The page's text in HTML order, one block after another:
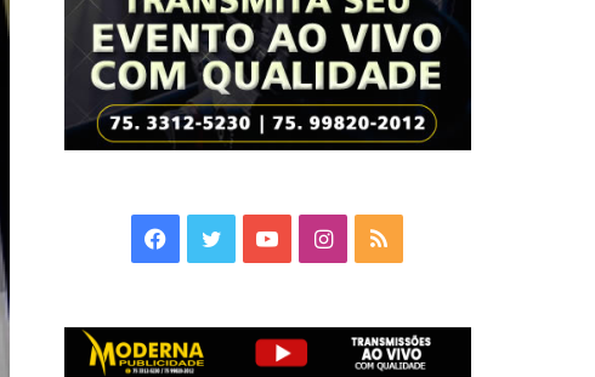
Facebook
TwitterYouTubeInstagram
RSS